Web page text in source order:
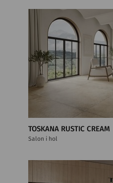
TOSKANA RUSTIC CREAM
Salon i hol